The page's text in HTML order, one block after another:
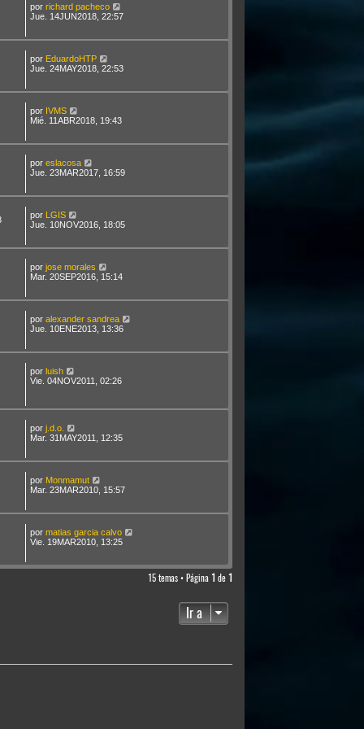
por richard pacheco
Jue. 14JUN2018, 22:57
por EduardoHTP
Jue. 24MAY2018, 22:53
por IVMS
Mié. 11ABR2018, 19:43
por eslacosa
Jue. 23MAR2017, 16:59
por LGIS
Jue. 10NOV2016, 18:05
por jose morales
Mar. 20SEP2016, 15:14
por alexander sandrea
Jue. 10ENE2013, 13:36
por luish
Vie. 04NOV2011, 02:26
por j.d.o.
Mar. 31MAY2011, 12:35
por Monmamut
Mar. 23MAR2010, 15:57
por matias garcia calvo
Vie. 19MAR2010, 13:25
15 temas • Página 1 de 1
Ir a